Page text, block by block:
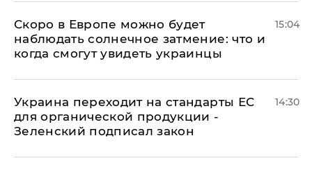
Скоро в Европе можно будет
наблюдать солнечное затмение: что и
когда смогут увидеть украинцы
15:04
Украина переходит на стандарты ЕС
для органической продукции -
Зеленский подписал закон
14:30